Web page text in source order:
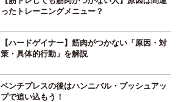
ったトレーニングメニュー？
【ハードゲイナー】筋肉がつかない「原因・対
策・具体的行動」を解説
ベンチプレスの後はハンニバル・プッシュアッ
プで追い込もう！